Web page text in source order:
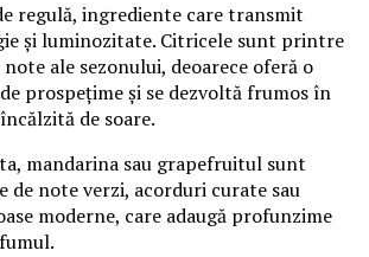
regulă, ingrediente care transmit
și luminozitate. Citricele sunt printre
ale sezonului, deoarece oferă o
prospețime și se dezvoltă frumos în
de soare.
mandarina sau grapefruitul sunt
de note verzi, acorduri curate sau
moderne, care adaugă profunzime